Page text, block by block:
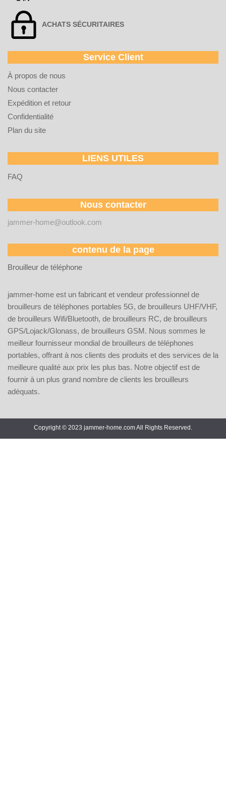
ACHATS SÉCURITAIRES
Service Client
À propos de nous
Nous contacter
Expédition et retour
Confidentialité
Plan du site
LIENS UTILES
FAQ
Nous contacter
jammer-home@outlook.com
contenu de la page
Brouilleur de téléphone
jammer-home est un fabricant et vendeur professionnel de
brouilleurs de téléphones portables 5G, de brouilleurs UHF/VHF,
de brouilleurs Wifi/Bluetooth, de brouilleurs RC, de brouilleurs
GPS/Lojack/Glonass, de brouilleurs GSM. Nous sommes le
meilleur fournisseur mondial de brouilleurs de téléphones
portables, offrant à nos clients des produits et des services de la
meilleure qualité aux prix les plus bas. Notre objectif est de
fournir à un plus grand nombre de clients les brouilleurs
adéquats.
Copyright © 2023 jammer-home.com All Rights Reserved.